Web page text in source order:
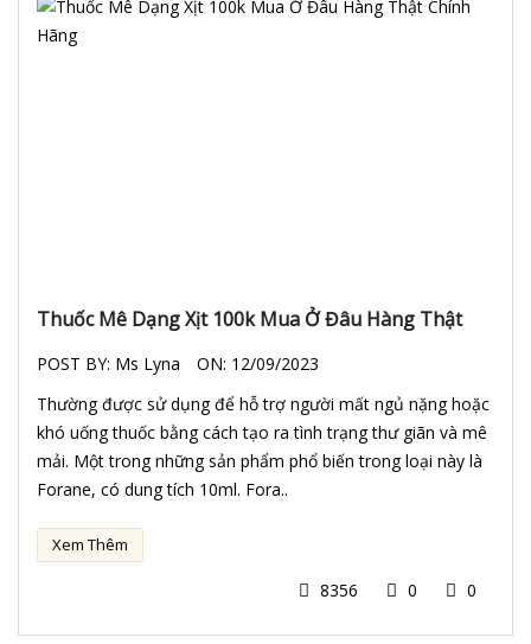
Thuốc Mê Dạng Xịt 100k Mua Ở Đâu Hàng Thật
POST BY: Ms Lyna ON: 12/09/2023
Thường được sử dụng để hỗ trợ người mất ngủ nặng hoặc
khó uống thuốc bằng cách tạo ra tình trạng thư giãn và mê
mải. Một trong những sản phẩm phổ biến trong loại này là
Forane, có dung tích 10ml. Fora..
Xem Thêm
8356 0 0